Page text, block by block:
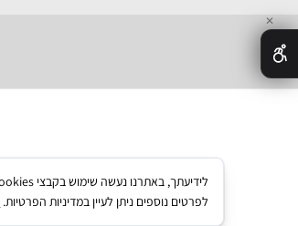
✕
לפרטים נוספים ניתן לעיין במדיניות הפרטיות.